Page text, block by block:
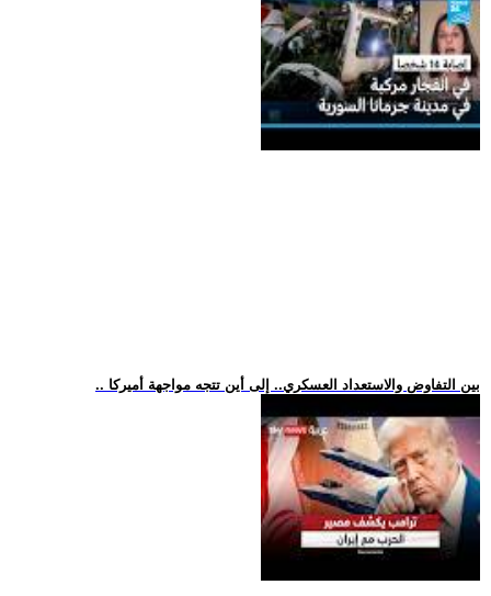
.. بين التفاوض والاستعداد العسكري.. إلى أين تتجه مواجهة أميركا